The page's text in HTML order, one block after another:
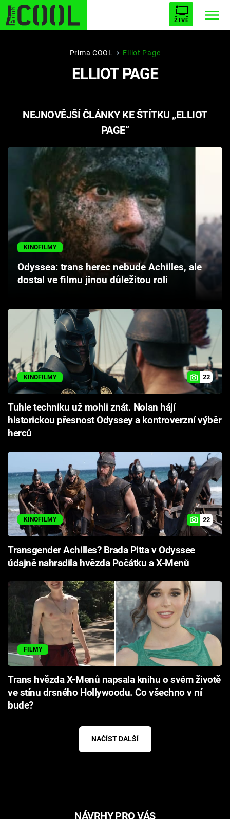
ŽIVĚ
STARHOUSE BUFFY, PŘEMOŽITELKA UPÍRŮ
PLNEJ KOTEL AVENGERS 5
Filmy
Seriály
Cool Esport
Pořady
Sledujte prima+
Přihlášení
Sledujte nás
Prima COOL Elliot Page
ELLIOT PAGE
NEJNOVĚJŠÍ ČLÁNKY KE ŠTÍTKU „ELLIOT
PAGE“
KINOFILMY
Odyssea: trans herec nebude Achilles, ale
dostal ve filmu jinou důležitou roli
KINOFILMY 22
Tuhle techniku už mohli znát. Nolan hájí
historickou přesnost Odyssey a kontroverzní výběr
herců
KINOFILMY 22
Transgender Achilles? Brada Pitta v Odyssee
údajně nahradila hvězda Počátku a X-Menů
FILMY
Trans hvězda X-Menů napsala knihu o svém životě
ve stínu drsného Hollywoodu. Co všechno v ní
bude?
NAČÍST DALŠÍ
NÁVRHY PRO VÁS